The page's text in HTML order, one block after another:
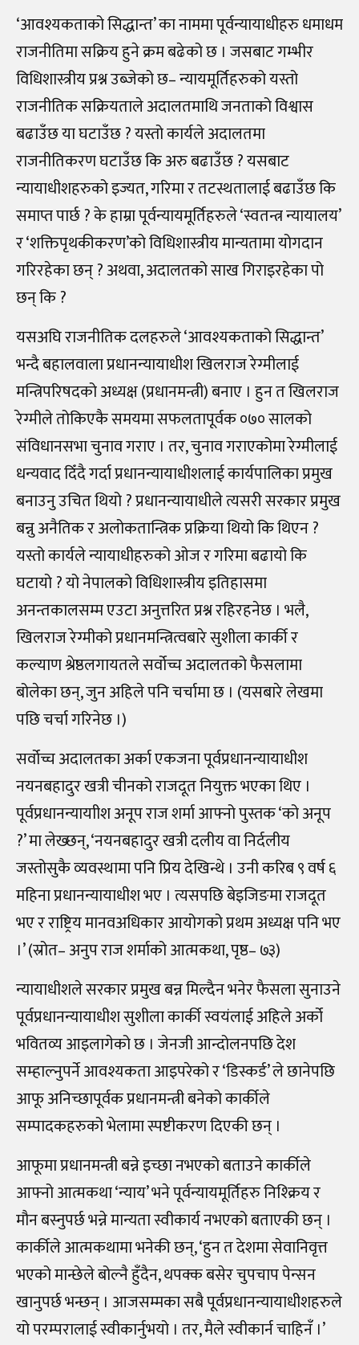
‘आवश्यकताको सिद्धान्त’ का नाममा पूर्वन्यायाधीहरु धमाधम
राजनीतिमा सक्रिय हुने क्रम बढेको छ । जसबाट गम्भीर
विधिशास्त्रीय प्रश्न उब्जेको छ– न्यायमूर्तिहरुको यस्तो
राजनीतिक सक्रियताले अदालतमाथि जनताको विश्वास
बढाउँछ या घटाउँछ ? यस्तो कार्यले अदालतमा
राजनीतिकरण घटाउँछ कि अरु बढाउँछ ? यसबाट
न्यायाधीशहरुको इज्यत, गरिमा र तटस्थतालाई बढाउँछ कि
समाप्त पार्छ ? के हाम्रा पूर्वन्यायमूर्तिहरुले ‘स्वतन्त्र न्यायालय’
र ‘शक्तिपृथकीकरण’को विधिशास्त्रीय मान्यतामा योगदान
गरिरहेका छन् ? अथवा, अदालतको साख गिराइरहेका पो
छन् कि ?
यसअघि राजनीतिक दलहरुले ‘आवश्यकताको सिद्धान्त’
भन्दै बहालवाला प्रधानन्यायाधीश खिलराज रेग्मीलाई
मन्त्रिपरिषदको अध्यक्ष (प्रधानमन्त्री) बनाए । हुन त खिलराज
रेग्मीले तोकिएकै समयमा सफलतापूर्वक ०७० सालको
संविधानसभा चुनाव गराए । तर, चुनाव गराएकोमा रेग्मीलाई
धन्यवाद दिँदै गर्दा प्रधानन्यायाधीशलाई कार्यपालिका प्रमुख
बनाउनु उचित थियो ? प्रधानन्यायाधीले त्यसरी सरकार प्रमुख
बन्नु अनैतिक र अलोकतान्त्रिक प्रक्रिया थियो कि थिएन ?
यस्तो कार्यले न्यायाधीहरुको ओज र गरिमा बढायो कि
घटायो ? यो नेपालको विधिशास्त्रीय इतिहासमा
अनन्तकालसम्म एउटा अनुत्तरित प्रश्न रहिरहनेछ । भलै,
खिलराज रेग्मीको प्रधानमन्त्रित्वबारे सुशीला कार्की र
कल्याण श्रेष्ठलगायतले सर्वोच्च अदालतको फैसलामा
बोलेका छन्, जुन अहिले पनि चर्चामा छ । (यसबारे लेखमा
पछि चर्चा गरिनेछ ।)
सर्वोच्च अदालतका अर्का एकजना पूर्वप्रधानन्यायाधीश
नयनबहादुर खत्री चीनको राजदूत नियुक्त भएका थिए ।
पूर्वप्रधानन्यायाीश अनूप राज शर्मा आफ्नो पुस्तक ‘को अनूप
?’ मा लेख्छन्, ‘नयनबहादुर खत्री दलीय वा निर्दलीय
जस्तोसुकै व्यवस्थामा पनि प्रिय देखिन्थे । उनी करिब ९ वर्ष ६
महिना प्रधानन्यायाधीश भए । त्यसपछि बेइजिङमा राजदूत
भए र राष्ट्रिय मानवअधिकार आयोगको प्रथम अध्यक्ष पनि भए
।’ (स्रोत– अनुप राज शर्माको आत्मकथा, पृष्ठ– ७३)
न्यायाधीशले सरकार प्रमुख बन्न मिल्दैन भनेर फैसला सुनाउने
पूर्वप्रधानन्यायाधीश सुशीला कार्की स्वयंलाई अहिले अर्को
भवितव्य आइलागेको छ । जेनजी आन्दोलनपछि देश
सम्हाल्नुपर्ने आवश्यकता आइपरेको र ‘डिस्कर्ड’ ले छानेपछि
आफू अनिच्छापूर्वक प्रधानमन्त्री बनेको कार्कीले
सम्पादकहरुको भेलामा स्पष्टीकरण दिएकी छन् ।
आफूमा प्रधानमन्त्री बन्ने इच्छा नभएको बताउने कार्कीले
आफ्नो आत्मकथा ‘न्याय’ भने पूर्वन्यायमूर्तिहरु निश्क्रिय र
मौन बस्नुपर्छ भन्ने मान्यता स्वीकार्य नभएको बताएकी छन् ।
कार्कीले आत्मकथामा भनेकी छन्, ‘हुन त देशमा सेवानिवृत्त
भएको मान्छेले बोल्नै हुँदैन, थपक्क बसेर चुपचाप पेन्सन
खानुपर्छ भन्छन् । आजसम्मका सबै पूर्वप्रधानन्यायाधीशहरुले
यो परम्परालाई स्वीकार्नुभयो । तर, मैले स्वीकार्न चाहिनँ ।’